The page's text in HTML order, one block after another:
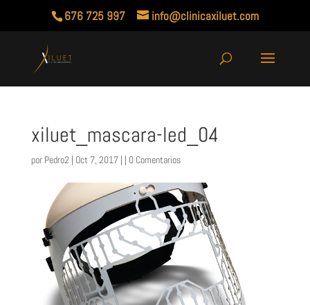
676 725 997 info@clinicaxiluet.com
xiluet_mascara-led_04
por Pedro2 | Oct 7, 2017 | | 0 Comentarios